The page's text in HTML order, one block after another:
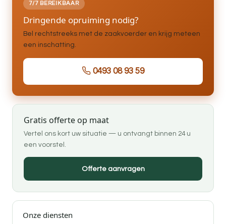
7/7 BEREIKBAAR
Dringende opruiming nodig?
Bel rechtstreeks met de zaakvoerder en krijg meteen
een inschatting.
0493 08 93 59
Gratis offerte op maat
Vertel ons kort uw situatie — u ontvangt binnen 24 u
een voorstel.
Offerte aanvragen
Onze diensten